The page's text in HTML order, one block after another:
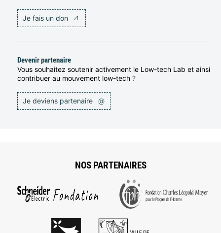
Je fais un don
Devenir partenaire
Vous souhaitez soutenir activement le Low-tech Lab et ainsi
contribuer au mouvement low-tech ?
Je deviens partenaire @
NOS PARTENAIRES